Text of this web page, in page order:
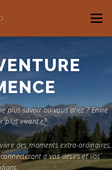
Menu
RITUELS
plus savoir où vous allez ? Envie
plus vivant·e?
des momentsextra-ordinaires,
à vos désirs et vos